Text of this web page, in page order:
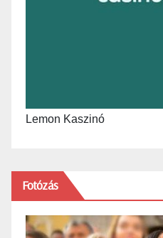
Lemon Kaszinó
Fotózás